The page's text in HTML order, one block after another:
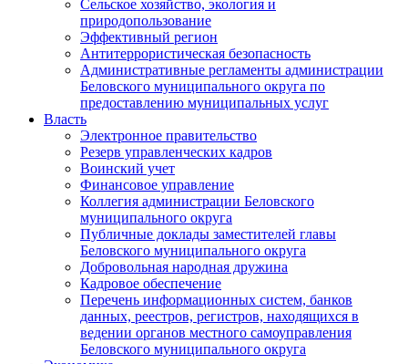
Сельское хозяйство, экология и
природопользование
Эффективный регион
Антитеррористическая безопасность
Административные регламенты администрации
Беловского муниципального округа по
предоставлению муниципальных услуг
Власть
Электронное правительство
Резерв управленческих кадров
Воинский учет
Финансовое управление
Коллегия администрации Беловского
муниципального округа
Публичные доклады заместителей главы
Беловского муниципального округа
Добровольная народная дружина
Кадровое обеспечение
Перечень информационных систем, банков
данных, реестров, регистров, находящихся в
ведении органов местного самоуправления
Беловского муниципального округа